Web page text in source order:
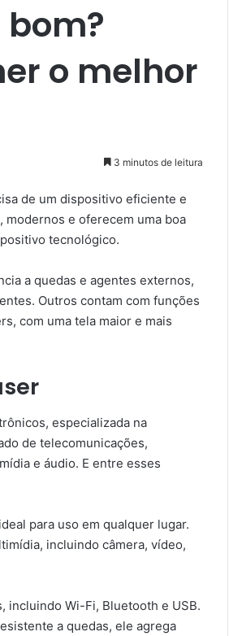
o melhor
3 minutos de leitura
de um dispositivo eficiente e
modernos e oferecem uma boa
tecnológico.
a quedas e agentes externos,
Outros contam com funções
com uma tela maior e mais
especializada na
de telecomunicações,
e áudio. E entre esses
para uso em qualquer lugar.
incluindo câmera, vídeo,
incluindo Wi-Fi, Bluetooth e USB.
a quedas, ele agrega